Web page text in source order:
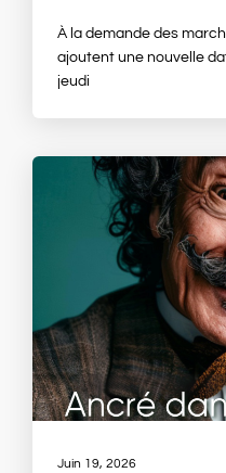
À la demande des
ajoutent une nouvelle
jeudi
Juin 19, 2026